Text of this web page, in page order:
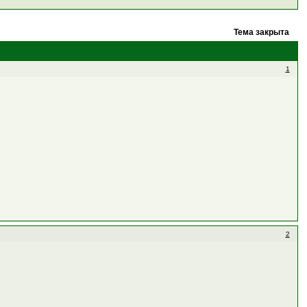
Тема закрыта
1
2